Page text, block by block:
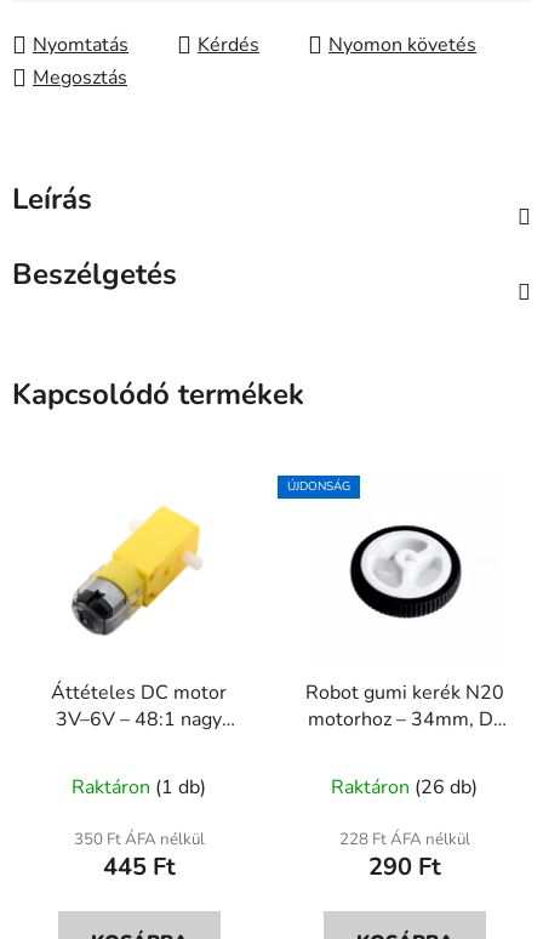
Nyomtatás Kérdés
Nyomon követés
Megosztás
Leírás
Beszélgetés
Kapcsolódó termékek
Áttételes DC motor
3V–6V – 48:1 nagy
termék
átlagos
értékelése
ből
Raktáron (1 db)
350 Ft ÁFA nélkül
445 Ft
ÚJDONSÁG
Robot gumi kerék N20
motorhoz – 34mm, D-
Raktáron (26 db)
228 Ft ÁFA nélkül
290 Ft